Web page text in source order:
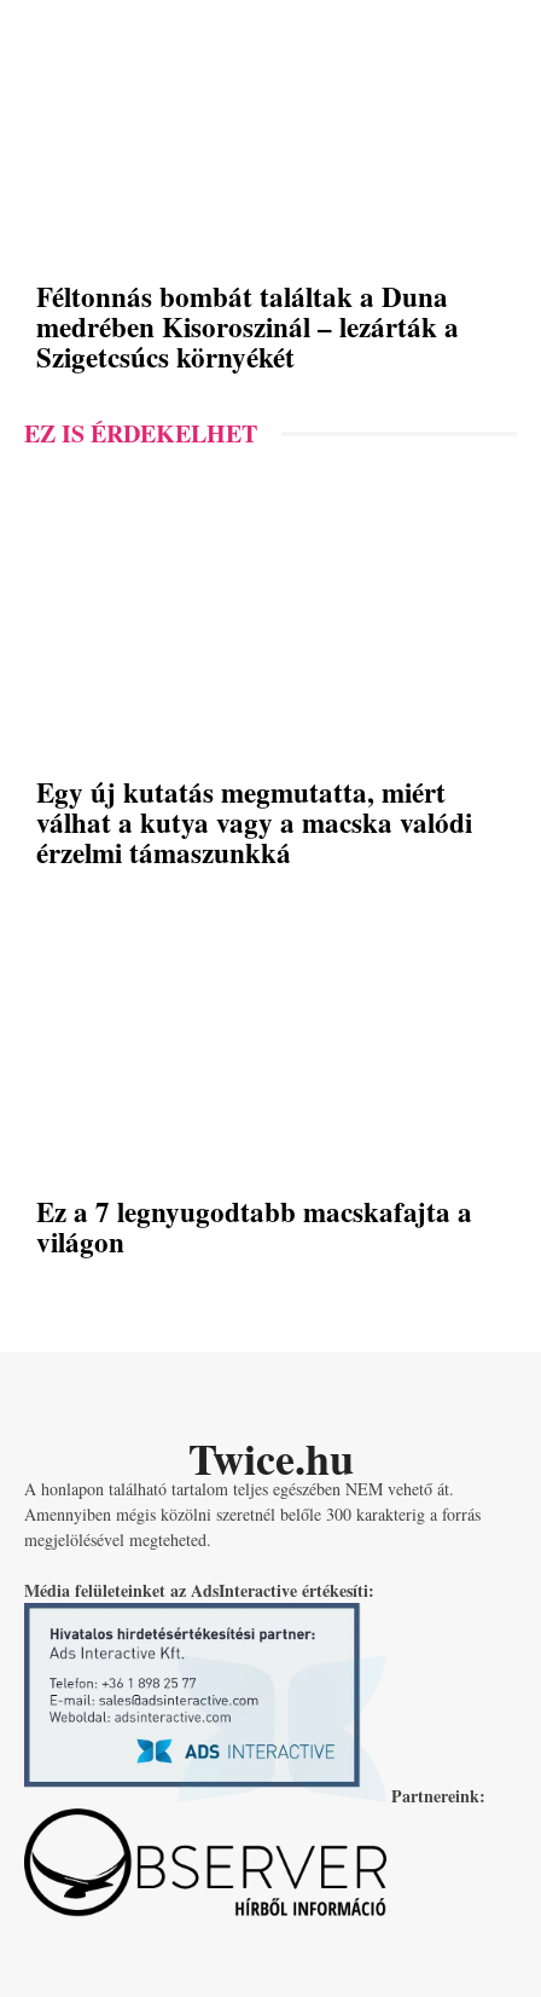
Féltonnás bombát találtak a Duna
medrében Kisoroszinál – lezárták a
Szigetcsúcs környékét
EZ IS ÉRDEKELHET
Egy új kutatás megmutatta, miért
válhat a kutya vagy a macska valódi
érzelmi támaszunkká
Ez a 7 legnyugodtabb macskafajta a
világon
Twice.hu
A honlapon található tartalom teljes egészében NEM vehető át.
Amennyiben mégis közölni szeretnél belőle 300 karakterig a forrás
megjelölésével megteheted.
Média felületeinket az AdsInteractive értékesíti:
Partnereink: